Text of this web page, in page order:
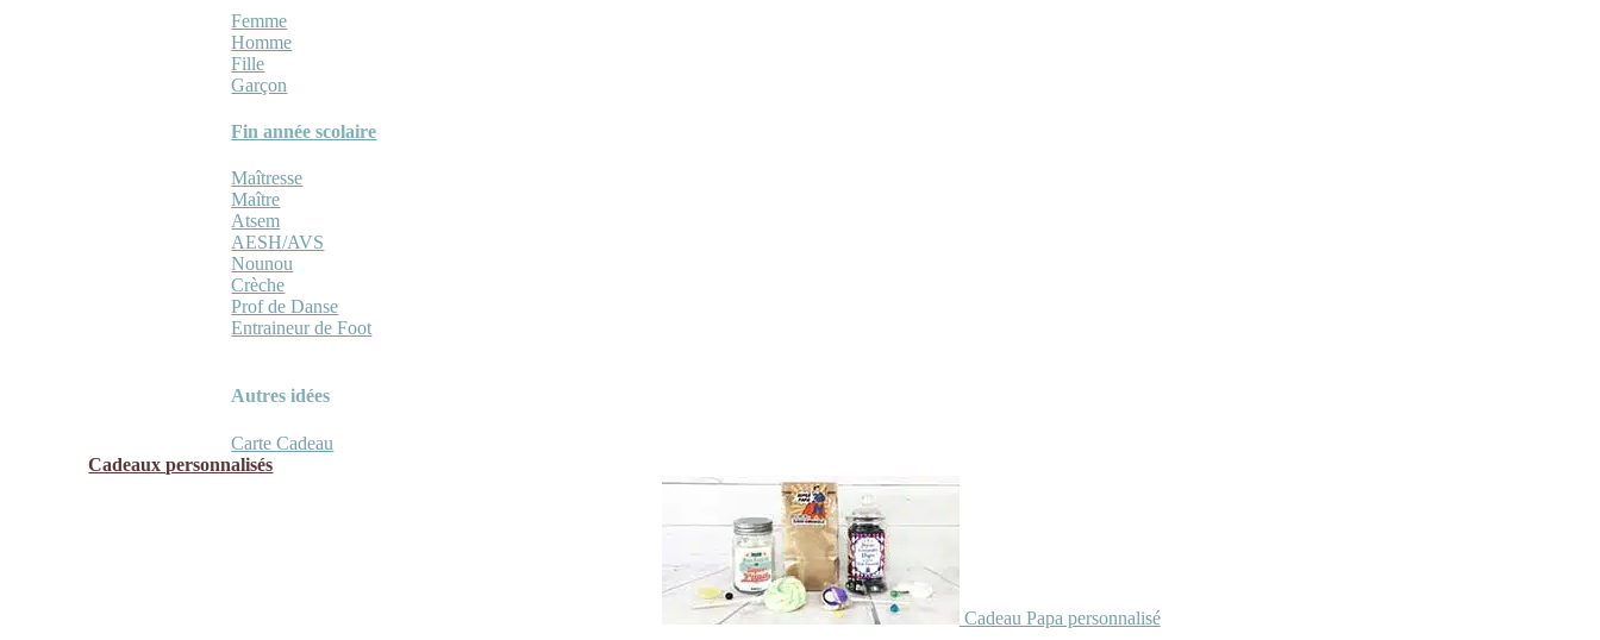
Femme
Homme
Fille
Garçon
Fin année scolaire
Maîtresse
Maître
Atsem
AESH/AVS
Nounou
Crèche
Prof de Danse
Entraineur de Foot
Autres idées
Carte Cadeau
Cadeaux personnalisés
Cadeau Papa personnalisé